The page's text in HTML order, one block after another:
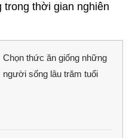
trong thời gian nghiên
Chọn thức ăn giống những
người sống lâu trăm tuổi